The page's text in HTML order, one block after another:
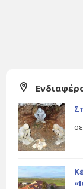
σε